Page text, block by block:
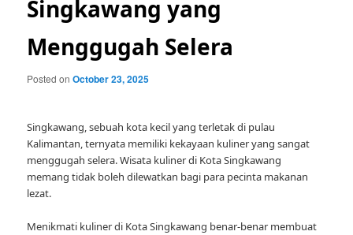
Singkawang yang
Menggugah Selera
Posted onOctober 23, 2025
Singkawang, sebuah kota kecil yang terletak di pulau
Kalimantan, ternyata memiliki kekayaan kuliner yang sangat
menggugah selera. Wisata kuliner di Kota Singkawang
memang tidak boleh dilewatkan bagi para pecinta makanan
lezat.
Menikmati kuliner di Kota Singkawang benar-benar membuat